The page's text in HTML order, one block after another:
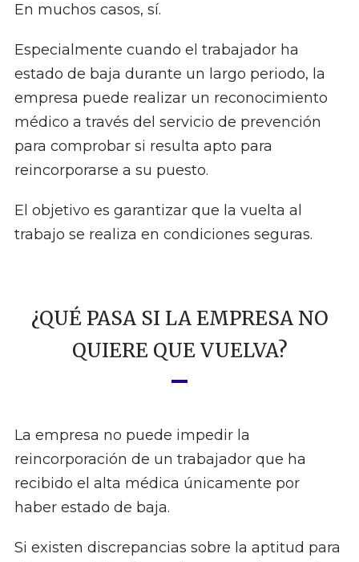
En muchos casos, sí.
Especialmente cuando el trabajador ha
estado de baja durante un largo periodo, la
empresa puede realizar un reconocimiento
médico a través del servicio de prevención
para comprobar si resulta apto para
reincorporarse a su puesto.
El objetivo es garantizar que la vuelta al
trabajo se realiza en condiciones seguras.
¿QUÉ PASA SI LA EMPRESA NO
QUIERE QUE VUELVA?
La empresa no puede impedir la
reincorporación de un trabajador que ha
recibido el alta médica únicamente por
haber estado de baja.
Si existen discrepancias sobre la aptitud para